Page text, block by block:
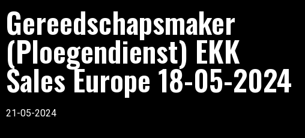
Gereedschapsmaker
(Ploegendienst) EKK
Sales Europe 18-05-2024
21-05-2024